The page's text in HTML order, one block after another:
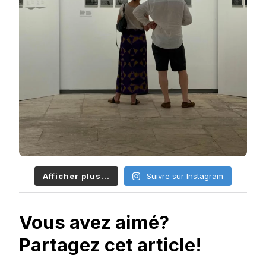
Afficher plus... Suivre sur Instagram
Vous avez aimé?
Partagez cet article!